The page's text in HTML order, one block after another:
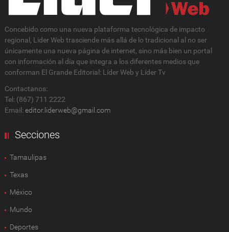
Concebido como una nueva plataforma tecnológica de impacto
regional, Lider Web trasciende más allá de lo tradicional al no ser
únicamente una nueva página de internet, sino más bien un portal
con información al día que integra a los diferentes medios que
conforman El Grande Editorial: Líder Web y Líder Tv
Contactanos:
Tel: (867) 711 2222
Email: editor.liderweb@gmail.com
Secciones
Tamaulipas
Texas
México
Mundo
Deportes